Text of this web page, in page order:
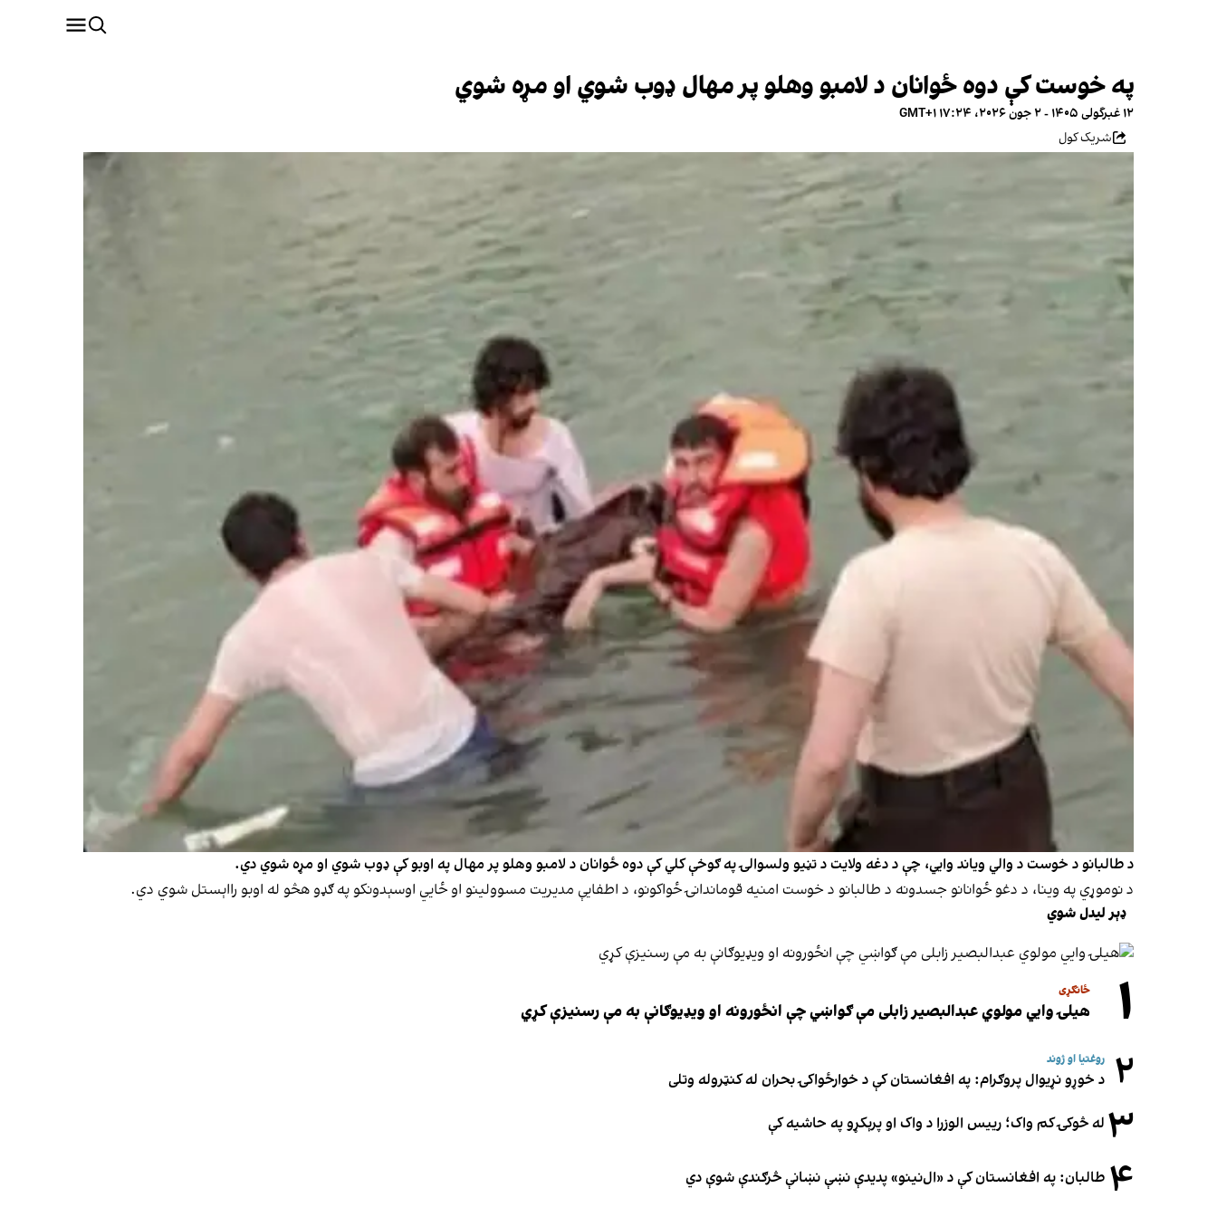
په خوست کې دوه ځوانان د لامبو وهلو پر مهال ډوب شوي او مړه شوي
۱۲ غبرگولی ۱۴۰۵ - ۲ جون ۲۰۲۶، ۱۷:۲۴ GMT+۱
شریک کول
د طالبانو د خوست د والي ویاند وايي، چې د دغه ولایت د تڼیو ولسوالۍ په ګوخې کلي کې دوه ځوانان د لامبو وهلو پر مهال په اوبو کې ډوب شوي او مړه شوي دي.
د نوموړي په وینا، د دغو ځوانانو جسدونه د طالبانو د خوست امنیه قوماندانۍ ځواکونو، د اطفایې مدیریت مسوولینو او ځایي اوسېدونکو په ګډو هڅو له اوبو رااېستل شوي دي.
ډېر لیدل شوي
۱ ځانګړی
هیلۍ وایي مولوي عبدالبصیر زابلی مې ګواښي چې انځورونه او ویډیوګانې به مې رسنیزې کړي
۲ روغتیا او ژوند
د خوړو نړیوال پروګرام: په افغانستان کې د خوارځواکۍ بحران له کنټروله وتلی
۳ له څوکۍ کم واک؛ رییس الوزرا د واک او پرېکړو په حاشیه کې
۴ طالبان: په افغانستان کې د «ال‌نینو» پدیدې نښې نښانې څرګندې شوې دي